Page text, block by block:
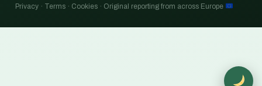
Privacy · Terms · Cookies · Original reporting from across Europe